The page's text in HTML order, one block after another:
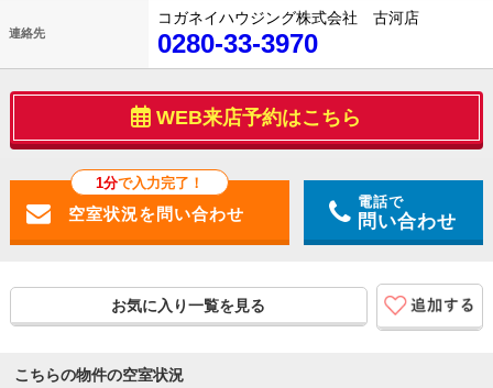
連絡先
コガネイハウジング株式会社 古河店
0280-33-3970
WEB来店予約はこちら
1分で入力完了！
電話で
問い合わせ
お気に入り一覧を見る
こちらの物件の空室状況